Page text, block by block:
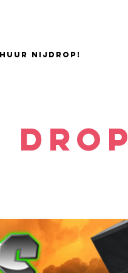
HUUR NIJDROP!
Drop